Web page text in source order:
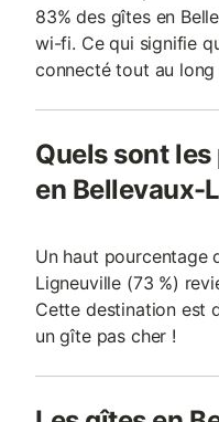
83% des gîtes en
wi-fi. Ce qui signifie
connecté tout au
Quels sont
en Bellevaux-
Un haut pourcentage
Ligneuville (73 %)
Cette destination est
un gîte pas cher !